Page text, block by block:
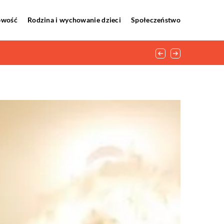
Rodzina i wychowanie dzieci Społeczeństwo